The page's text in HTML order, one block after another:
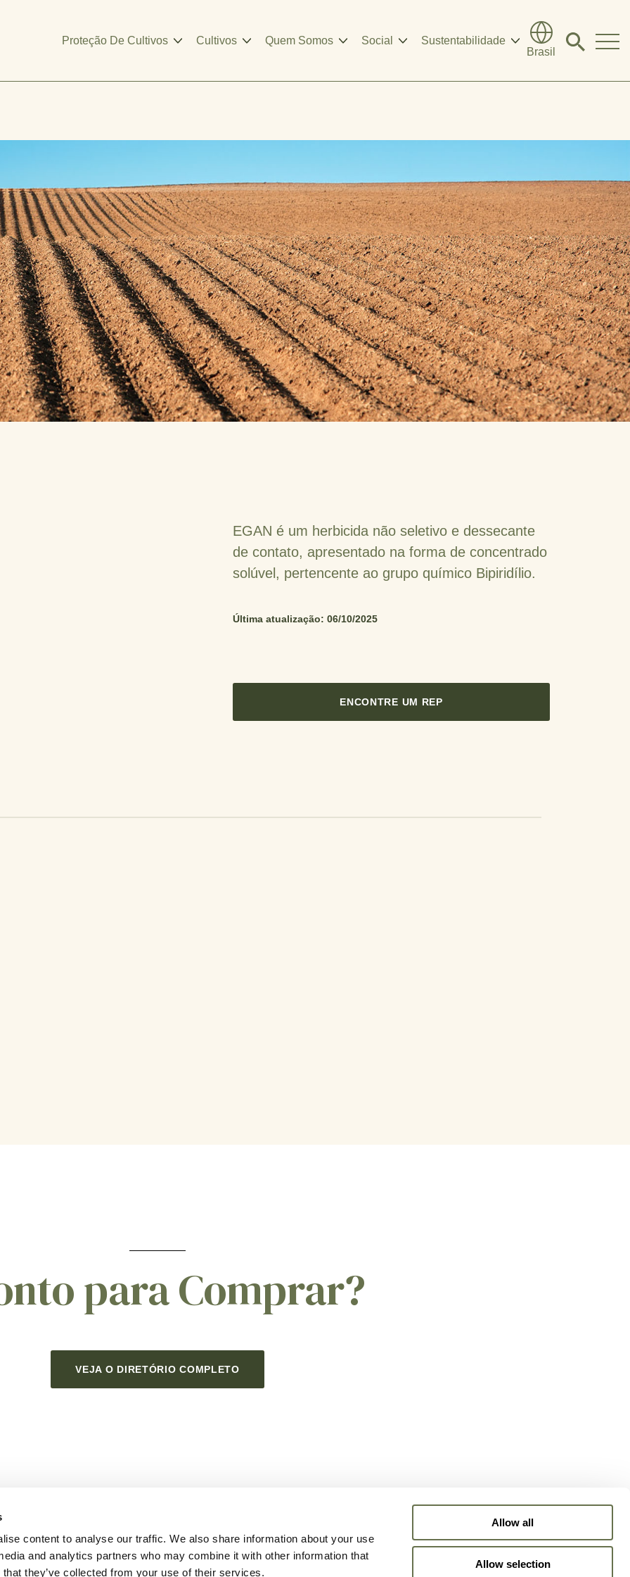
content to analyse our traffic. We also share information about your use
and analytics partners who may combine it with other information that
they’ve collected from your use of their services.
Allow all
Allow selection
Proteção De Cultivos Cultivos Quem Somos Social
Sustentabilidade
Brasil
Click
modal
EGAN é um herbicida não seletivo e dessecante
de contato, apresentado na forma de concentrado
solúvel, pertencente ao grupo químico Bipiridílio.
Última atualização: 06/10/2025
ENCONTRE UM REP
para Comprar?
VEJA O DIRETÓRIO COMPLETO
Notícia Carreiras Fale Conosco